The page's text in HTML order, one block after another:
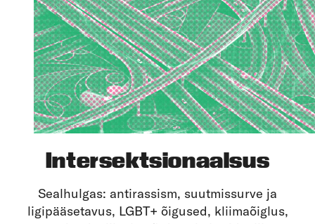
Intersektsionaalsus
Sealhulgas: antirassism, suutmissurve ja
ligipääsetavus, LGBT+ õigused, kliimaõiglus,